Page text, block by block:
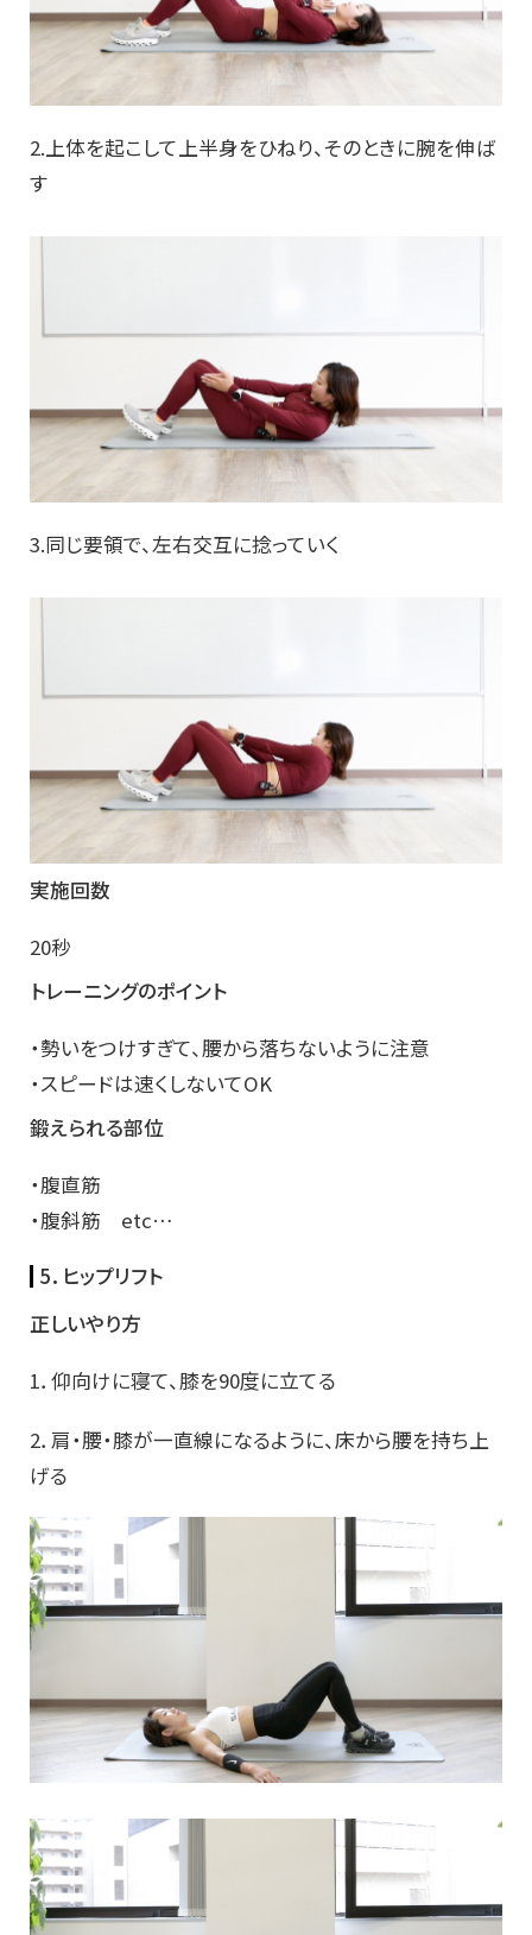
2.上体を起こして上半身をひねり、そのときに腕を伸ば
す
3.同じ要領で、左右交互に捻っていく
実施回数
20秒
トレーニングのポイント
・勢いをつけすぎて、腰から落ちないように注意
・スピードは速くしないてOK
鍛えられる部位
・腹直筋
・腹斜筋 etc…
5．ヒップリフト
正しいやり方
1．仰向けに寝て、膝を90度に立てる
2．肩・腰・膝が一直線になるように、床から腰を持ち上
げる